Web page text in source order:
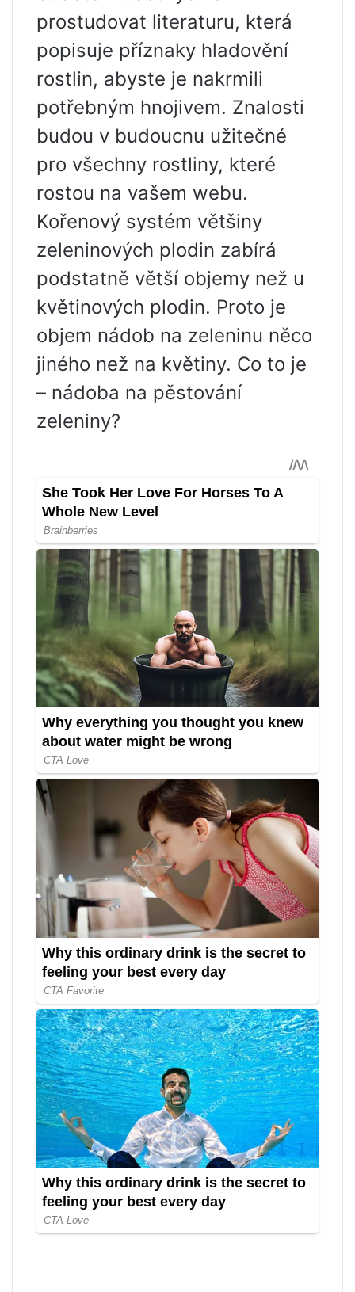
prostudovat literaturu, která
popisuje příznaky hladovění
rostlin, abyste je nakrmili
potřebným hnojivem. Znalosti
budou v budoucnu užitečné
pro všechny rostliny, které
rostou na vašem webu.
Kořenový systém většiny
zeleninových plodin zabírá
podstatně větší objemy než u
květinových plodin. Proto je
objem nádob na zeleninu něco
jiného než na květiny. Co to je
– nádoba na pěstování
zeleniny?